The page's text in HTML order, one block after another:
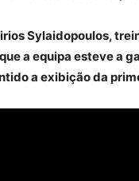
Sylaidopoulos,
a equipa esteve a
a exibição da